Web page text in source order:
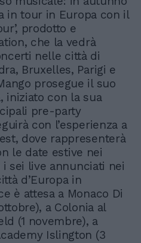
in tour in Europa con il
prodotto e
che la vedrà
nelle città di
Bruxelles, Parigi e
prosegue il suo
iniziato con la sua
pre-party
con l’esperienza a
dove rappresenterà
le date estive nei
sei live annunciati nei
d’Europa in
è attesa a Monaco Di
a Colonia al
(1 novembre), a
Islington (3